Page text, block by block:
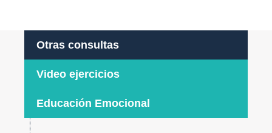
Otras consultas
Video ejercicios
Educación Emocional